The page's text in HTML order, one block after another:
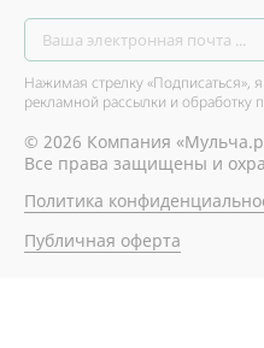
Нажимая стрелку «Подписаться»,
рекламной рассылки и обработку
© 2026 Компания
Все права защищены и
Политика
Публичная оферта